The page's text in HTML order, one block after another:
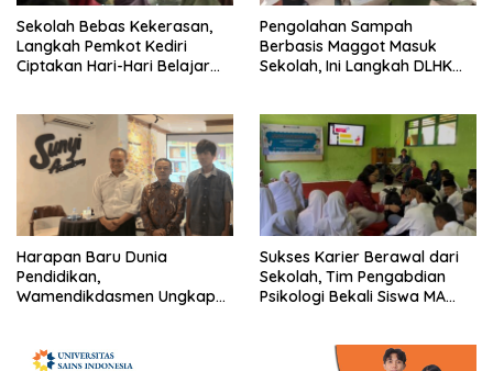
Sekolah Bebas Kekerasan,
Langkah Pemkot Kediri
Ciptakan Hari-Hari Belajar
Pengolahan Sampah
Berbasis Maggot Masuk
Sekolah, Ini Langkah DLHK
Harapan Baru Dunia
Pendidikan,
Wamendikdasmen Ungkap
Sukses Karier Berawal dari
Sekolah, Tim Pengabdian
Psikologi Bekali Siswa MA